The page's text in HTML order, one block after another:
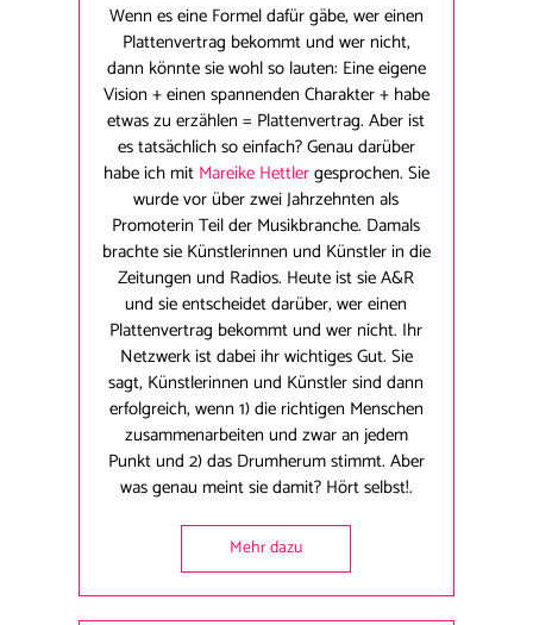
Wenn es eine Formel dafür gäbe, wer einen
Plattenvertrag bekommt und wer nicht,
dann könnte sie wohl so lauten: Eine eigene
Vision + einen spannenden Charakter + habe
etwas zu erzählen = Plattenvertrag. Aber ist
es tatsächlich so einfach? Genau darüber
habe ich mit Mareike Hettlergesprochen. Sie
wurde vor über zwei Jahrzehnten als
Promoterin Teil der Musikbranche. Damals
brachte sie Künstlerinnen und Künstler in die
Zeitungen und Radios. Heute ist sie A&R
und sie entscheidet darüber, wer einen
Plattenvertrag bekommt und wer nicht. Ihr
Netzwerk ist dabei ihr wichtiges Gut. Sie
sagt, Künstlerinnen und Künstler sind dann
erfolgreich, wenn 1) die richtigen Menschen
zusammenarbeiten und zwar an jedem
Punkt und 2) das Drumherum stimmt. Aber
was genau meint sie damit? Hört selbst!.
Mehr dazu